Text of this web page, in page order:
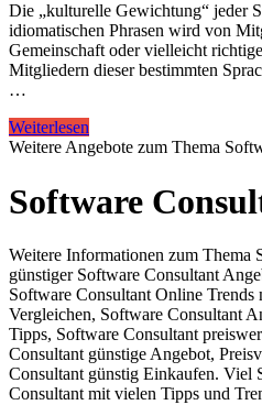
Die „kulturelle Gewichtung“ jeder
idiomatischen Phrasen wird von
Gemeinschaft oder vielleicht
Mitgliedern dieser bestimmten
…
Weiterlesen
Weitere Angebote zum Thema
Software
Weitere Informationen zum Thema
günstiger Software Consultant
Software Consultant Online
Vergleichen, Software Consultant
Tipps, Software Consultant
Consultant günstige Angebot,
Consultant günstig Einkaufen. Viel
Consultant mit vielen Tipps und